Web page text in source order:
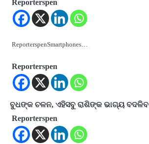
Reporterspen
ReporterspenSmartphones…
Reporterspen
ବୁଧଙ୍କ ଚଳନ, ଏହିସବୁ ରାଶିଙ୍କ ଭାଗ୍ୟ ବଦଳିବ
Reporterspen